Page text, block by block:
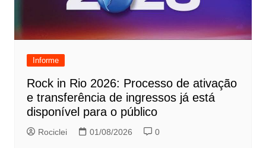
Informe
Rock in Rio 2026: Processo de ativação
e transferência de ingressos já está
disponível para o público
Rociclei 01/08/2026 0